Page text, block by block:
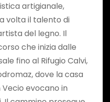
artigianale,
volta il talento di
del legno. Il
che inizia dalle
fino al Rifugio Calvi,
dove la casa
evocano in